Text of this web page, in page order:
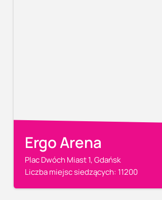
Ergo Arena
Plac Dwóch Miast 1, Gdańsk
Liczba miejsc siedzących: 11200